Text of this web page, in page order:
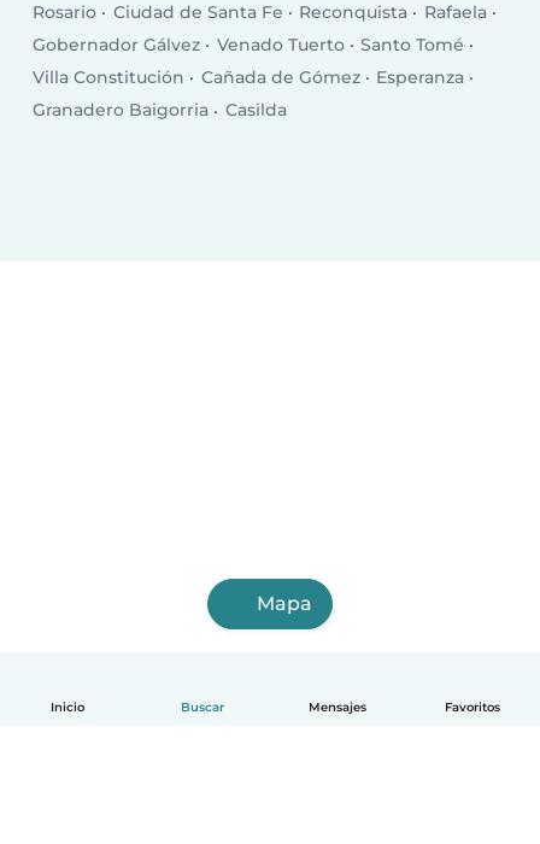
Inicio Buscar Mensajes Favoritos
Rosario Ciudad de Santa Fe Reconquista
Rafaela
Gobernador Gálvez
Venado Tuerto
Santo Tomé
Villa Constitución
Cañada de Gómez
Esperanza
Granadero Baigorria
Casilda
Mapa